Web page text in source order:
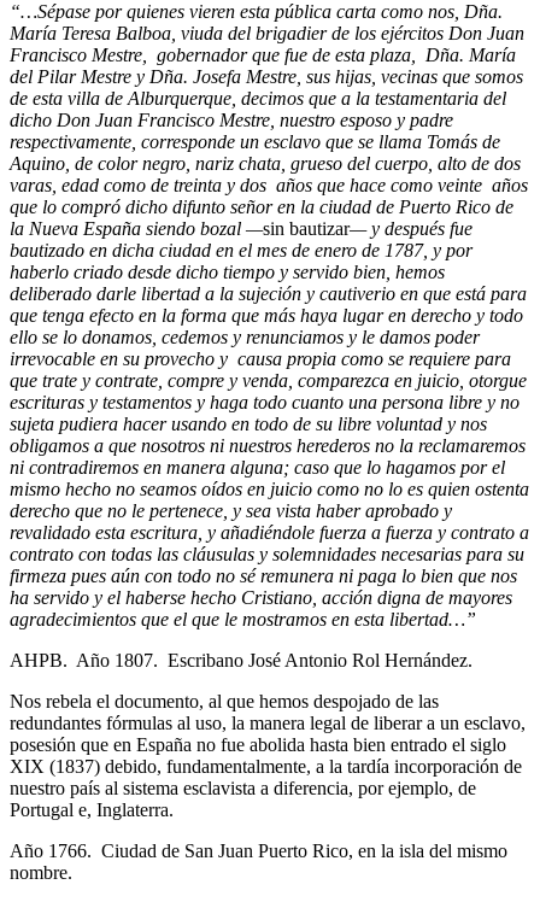
“…Sépase por quienes vieren esta pública carta como nos, Dña.
María Teresa Balboa, viuda del brigadier de los ejércitos Don Juan
Francisco Mestre, gobernador que fue de esta plaza, Dña. María
del Pilar Mestre y Dña. Josefa Mestre, sus hijas, vecinas que somos
de esta villa de Alburquerque, decimos que a la testamentaria del
dicho Don Juan Francisco Mestre, nuestro esposo y padre
respectivamente, corresponde un esclavo que se llama Tomás de
Aquino, de color negro, nariz chata, grueso del cuerpo, alto de dos
varas, edad como de treinta y dos años que hace como veinte años
que lo compró dicho difunto señor en la ciudad de Puerto Rico de
la Nueva España siendo bozal —sin bautizar—y después fue
bautizado en dicha ciudad en el mes de enero de 1787, y por
haberlo criado desde dicho tiempo y servido bien, hemos
deliberado darle libertad a la sujeción y cautiverio en que está para
que tenga efecto en la forma que más haya lugar en derecho y todo
ello se lo donamos, cedemos y renunciamos y le damos poder
irrevocable en su provecho y causa propia como se requiere para
que trate y contrate, compre y venda, comparezca en juicio, otorgue
escrituras y testamentos y haga todo cuanto una persona libre y no
sujeta pudiera hacer usando en todo de su libre voluntad y nos
obligamos a que nosotros ni nuestros herederos no la reclamaremos
ni contradiremos en manera alguna; caso que lo hagamos por el
mismo hecho no seamos oídos en juicio como no lo es quien ostenta
derecho que no le pertenece, y sea vista haber aprobado y
revalidado esta escritura, y añadiéndole fuerza a fuerza y contrato a
contrato con todas las cláusulas y solemnidades necesarias para su
firmeza pues aún con todo no sé remunera ni paga lo bien que nos
ha servido y el haberse hecho Cristiano, acción digna de mayores
agradecimientos que el que le mostramos en esta libertad…”
AHPB. Año 1807. Escribano José Antonio Rol Hernández.
Nos rebela el documento, al que hemos despojado de las
redundantes fórmulas al uso, la manera legal de liberar a un esclavo,
posesión que en España no fue abolida hasta bien entrado el siglo
XIX (1837) debido, fundamentalmente, a la tardía incorporación de
nuestro país al sistema esclavista a diferencia, por ejemplo, de
Portugal e, Inglaterra.
Año 1766. Ciudad de San Juan Puerto Rico, en la isla del mismo
nombre.